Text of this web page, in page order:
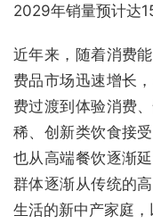
2029年销量预计达
近年来，随着消费
费品市场迅速增长
费过渡到体验消费
稀、创新类饮食接
也从高端餐饮逐渐
群体逐渐从传统的
生活的新中产家庭，